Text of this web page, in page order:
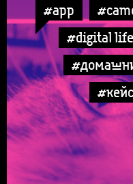
#app
#digital